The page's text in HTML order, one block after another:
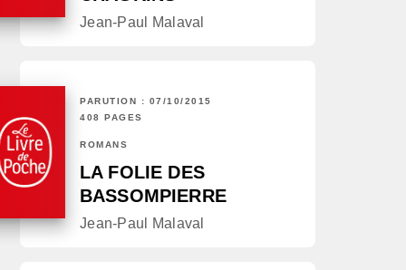
Jean-Paul Malaval
PARUTION : 07/10/2015
408 PAGES
ROMANS
LA FOLIE DES
BASSOMPIERRE
Jean-Paul Malaval